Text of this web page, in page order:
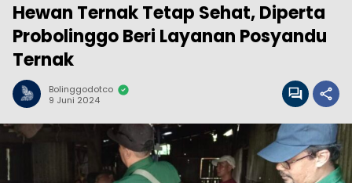
Hewan Ternak Tetap Sehat, Diperta
Probolinggo Beri Layanan Posyandu
Ternak
Bolinggodotco
9 Juni 2024